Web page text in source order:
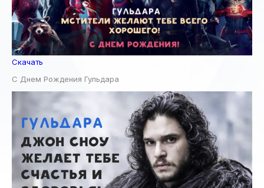
Скачать
С Днем Рождения Гульдара